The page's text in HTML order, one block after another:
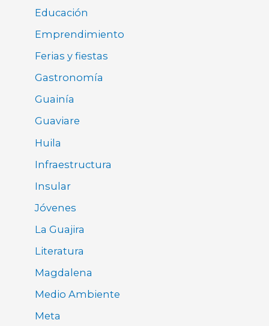
Educación
Emprendimiento
Ferias y fiestas
Gastronomía
Guainía
Guaviare
Huila
Infraestructura
Insular
Jóvenes
La Guajira
Literatura
Magdalena
Medio Ambiente
Meta